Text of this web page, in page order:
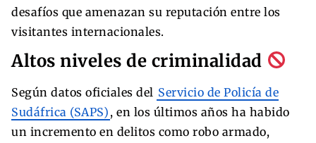
desafíos que amenazan su reputación entre los
visitantes internacionales.
Altos niveles de criminalidad
Según datos oficiales del Servicio de Policía de
Sudáfrica (SAPS) , en los últimos años ha habido
un incremento en delitos como robo armado,